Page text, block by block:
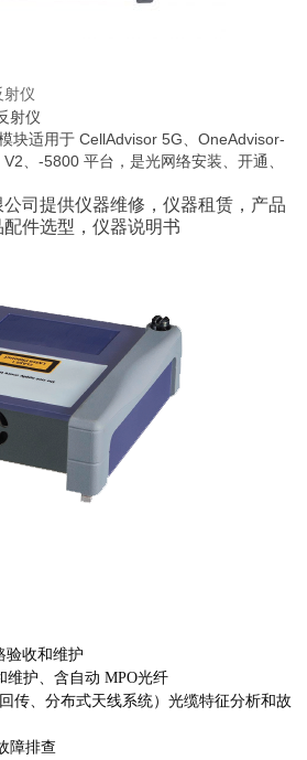
射仪
射仪
块适用于 CellAdvisor 5G、OneAdvisor-
、-5800 平台，是光网络安装、开通、
公司提供仪器维修，仪器租赁， 产品
配件选型 ，仪器说明书
验收和维护
维护、含自动 MPO光纤
传、分布式天线系统）光缆特征分析和故
障排查